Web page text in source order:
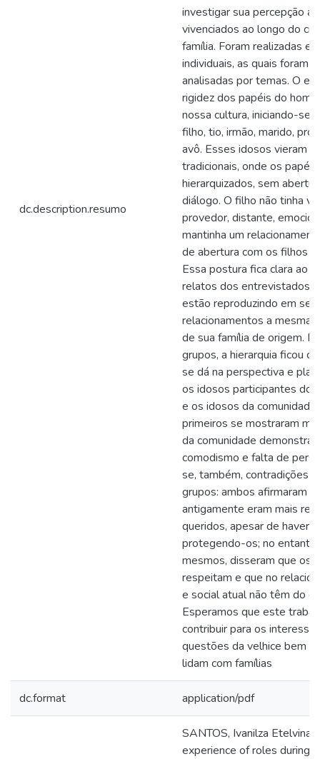
dc.description.resumo
investigar sua percepção
vivenciados ao longo do
família. Foram realizadas
individuais, as quais foram
analisadas por temas. O
rigidez dos papéis do
nossa cultura, iniciando-se
filho, tio, irmão, marido,
avô. Esses idosos vieram
tradicionais, onde os
hierarquizados, sem
diálogo. O filho não tinha
provedor, distante,
mantinha um
de abertura com os filhos e
Essa postura fica clara ao
relatos dos entrevistados.
estão reproduzindo em
relacionamentos a mesma
de sua família de origem.
grupos, a hierarquia ficou
se dá na perspectiva e
os idosos participantes do
e os idosos da
primeiros se mostraram
da comunidade
comodismo e falta de
se, também, contradições
grupos: ambos afirmaram
antigamente eram mais
queridos, apesar de haver
protegendo-os; no
mesmos, disseram que os
respeitam e que no
e social atual não têm do
Esperamos que este
contribuir para os
questões da velhice bem
lidam com famílias
dc.format application/pdf
SANTOS, Ivanilza Etelvina
experience of roles during